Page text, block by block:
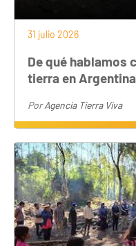
31 julio 2026
De qué hablamos
tierra en Argentina
PorAgencia Tierra Viva